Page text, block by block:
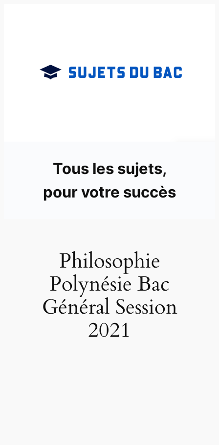
Tous les sujets,
pour votre succès
Philosophie
Polynésie Bac
Général Session
2021